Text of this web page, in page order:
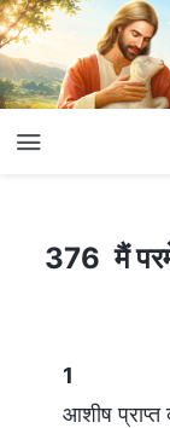
376 मैं परमेश्वर को
376 मैं
1
आशीष